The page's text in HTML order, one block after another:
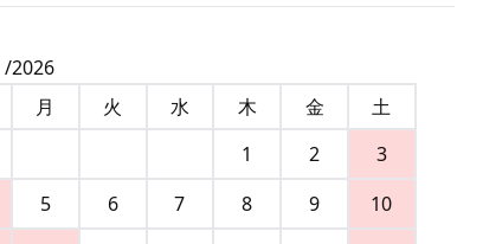
/2026
月 火 水 木 金
土
1
2
3
5 6 7 8 9
10